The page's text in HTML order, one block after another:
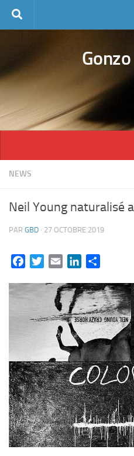
Skip to content
NEWS
Neil Young naturalisé
PAR GBD · 27 OCTOBRE 2019
FacebookTwitterEmail LinkedIn